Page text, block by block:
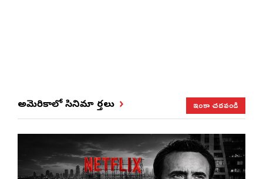
అమెరికాలో సినిమా వార్తలు ఇంకా చదవండి